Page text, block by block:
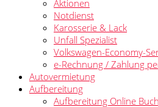
Aktionen
Notdienst
Karosserie & Lack
Unfall Spezialist
Volkswagen-Economy-
e-Rechnung / Zahlung
Autovermietung
Aufbereitung
Aufbereitung Online